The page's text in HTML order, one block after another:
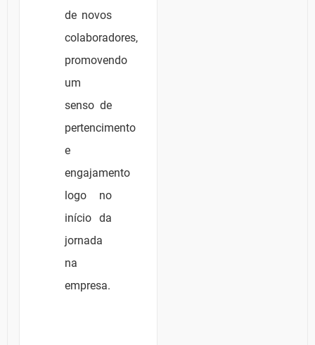
de novos
colaboradores,
promovendo
um
senso de
pertencimento
e
engajamento
logo no
início da
jornada
na
empresa.